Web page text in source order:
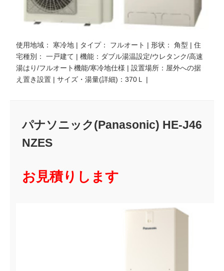
使用地域： 寒冷地 | タイプ： フルオート | 形状： 角型 | 住
宅種別： 一戸建て | 機能：ダブル湯温設定/ウレタンク/高速
湯はり/フルオート機能/寒冷地仕様 | 設置場所：屋外への据
え置き設置 | サイズ・湯量(詳細)：370Ｌ |
パナソニック(Panasonic) HE-J46
NZES
お見積りします